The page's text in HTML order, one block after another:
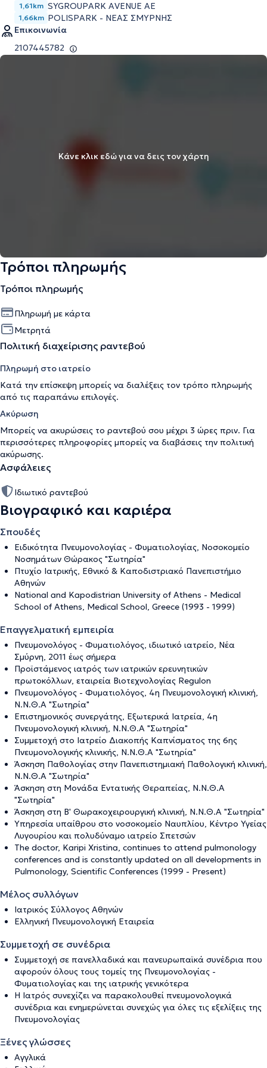
1,61km SYGROUPARK AVENUE AE
1,66km POLISPARK - ΝΕΑΣ ΣΜΥΡΝΗΣ
Επικοινωνία
2107445782
Κάνε κλικ εδώ για να δεις τον χάρτη
Τρόποι πληρωμής
Τρόποι πληρωμής
Πληρωμή με κάρτα
Μετρητά
Πολιτική διαχείρισης ραντεβού
Πληρωμή στο ιατρείο
Κατά την επίσκεψη μπορείς να διαλέξεις τον τρόπο πληρωμής
από τις παραπάνω επιλογές.
Ακύρωση
Μπορείς να ακυρώσεις το ραντεβού σου μέχρι 3 ώρες πριν. Για
περισσότερες πληροφορίες μπορείς να διαβάσεις την πολιτική
ακύρωσης.
Ασφάλειες
Ιδιωτικό ραντεβού
Βιογραφικό και καριέρα
Σπουδές
Ειδικότητα Πνευμονολογίας - Φυματιολογίας, Νοσοκομείο
Νοσημάτων Θώρακος "Σωτηρία"
Πτυχίο Ιατρικής, Εθνικό & Καποδιστριακό Πανεπιστήμιο
Αθηνών
National and Kapodistrian University of Athens - Medical
School of Athens, Medical School, Greece (1993 - 1999)
Επαγγελματική εμπειρία
Πνευμονολόγος - Φυματιολόγος, ιδιωτικό ιατρείο, Νέα
Σμύρνη, 2011 έως σήμερα
Προϊστάμενος ιατρός των ιατρικών ερευνητικών
πρωτοκόλλων, εταιρεία Βιοτεχνολογίας Regulon
Πνευμονολόγος - Φυματιολόγος, 4η Πνευμονολογική κλινική,
Ν.Ν.Θ.Α "Σωτηρία"
Επιστημονικός συνεργάτης, Εξωτερικά Ιατρεία, 4η
Πνευμονολογική κλινική, Ν.Ν.Θ.Α "Σωτηρία"
Συμμετοχή στο Ιατρείο Διακοπής Καπνίσματος της 6ης
Πνευμονολογικής κλινικής, Ν.Ν.Θ.Α "Σωτηρία"
Άσκηση Παθολογίας στην Πανεπιστημιακή Παθολογική κλινική,
Ν.Ν.Θ.Α "Σωτηρία"
Άσκηση στη Μονάδα Εντατικής Θεραπείας, Ν.Ν.Θ.Α
"Σωτηρία"
Άσκηση στη Β' Θωρακοχειρουργική κλινική, Ν.Ν.Θ.Α "Σωτηρία"
Υπηρεσία υπαίθρου στο νοσοκομείο Ναυπλίου, Κέντρο Υγείας
Λυγουρίου και πολυδύναμο ιατρείο Σπετσών
The doctor, Karipi Xristina, continues to attend pulmonology
conferences and is constantly updated on all developments in
Pulmonology, Scientific Conferences (1999 - Present)
Μέλος συλλόγων
Ιατρικός Σύλλογος Αθηνών
Ελληνική Πνευμονολογική Εταιρεία
Συμμετοχή σε συνέδρια
Συμμετοχή σε πανελλαδικά και πανευρωπαϊκά συνέδρια που
αφορούν όλους τους τομείς της Πνευμονολογίας -
Φυματιολογίας και της ιατρικής γενικότερα
Η Ιατρός συνεχίζει να παρακολουθεί πνευμονολογικά
συνέδρια και ενημερώνεται συνεχώς για όλες τις εξελίξεις της
Πνευμονολογίας
Ξένες γλώσσες
Αγγλικά